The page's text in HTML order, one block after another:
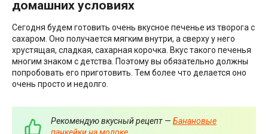
домашних условиях
Сегодня будем готовить очень вкусное печенье из творога с
сахаром. Оно получается мягким внутри, а сверху у него
хрустящая, сладкая, сахарная корочка. Вкус такого печенья
многим знаком с детства. Поэтому вы обязательно должны
попробовать его приготовить. Тем более что делается оно
очень просто и недолго.
Рекомендую вкусный рецепт — Банановые